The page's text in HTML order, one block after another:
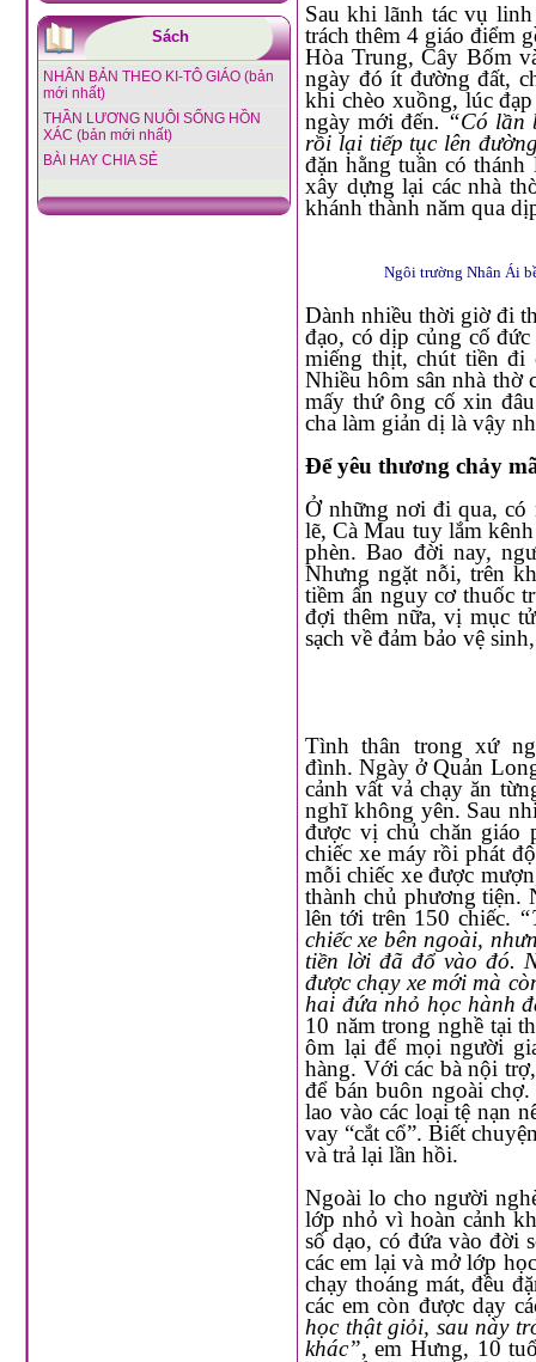
Sách
NHÂN BẢN THEO KI-TÔ GIÁO (bản
mới nhất)
THẦN LƯƠNG NUÔI SỐNG HỒN
XÁC (bản mới nhất)
BÀI HAY CHIA SẺ
Sau khi lãnh tác vụ linh mục, ngoài làm phó xứ Hòa Thành, cha còn nhận bài sai phụ
trách thêm 4 giáo điểm gồm
Hòa Trung, Cây Bốm và Cái
ngày đó ít đường đất, chằng chịt kênh rạch,
khi chèo xuồng, lúc đạp ghe cả buổi. Gặp hôm “vấp” con nước
ngày mới đến. “Có lần
rồi lại tiếp tục lên
đặn hằng tuần có thánh lễ, cùng với đó, các cơ sở được gầy dựng khang trang. Cha đã
xây dựng lại các nhà thờ
khánh thành năm qua
Ngôi trường Nhân Ái
Dành nhiều thời giờ đi thăm hết nhà này qua nhà kia nên cha thấu hiểu đời sống của bổn
đạo, có dịp củng cố đức tin cho
miếng thịt, chút tiền đi chợ hoặc ghi chép lại
Nhiều hôm sân nhà thờ chật kín những chiếc xe lăn, xe lắc, xe
mấy thứ ông cố xin đâu đó về rồi phân chia lại cho người cần trợ giúp… Những việc
cha làm giản dị là
Để yêu thương chảy
Ở những nơi đi qua, có một điều cha hay quan tâm là làm giếng nước cho bà con. Bởi
lẽ, Cà Mau tuy lắm kênh rạch,
phèn. Bao đời nay, người dân toàn
Nhưng ngặt nỗi, trên khúc sông đó, bao
tiềm ẩn nguy cơ thuốc trừ sâu từ ruộng đồng đổ ra trôi theo
đợi thêm nữa, vị mục tử cho đóng hàng trăm cây nước đưa về tận từng nhà. Có nước
sạch về đảm bảo
Tình thân trong xứ ngày một bền chặt khi cha thường xuyên ghé thăm các gia
đình. Ngày ở Quản Long,
cảnh vất vả chạy ăn từng bữa vì
nghĩ không yên. Sau nhiều trằn trọc tìm
được vị chủ chăn giáo phận khuyến khích, hôm sau cha “xách” về
chiếc xe máy rồi phát động phong trào “cho mượn xe chạy xe ôm”. Theo cách này, với
mỗi chiếc xe được mượn, anh em trả góp 20.000đ/ngày và chỉ sau hơn một năm, họ trở
thành chủ phương tiện. Nhờ
lên tới trên 150 chiếc.
chiếc xe bên ngoài, nhưng chỉ được thuê xe cũ, cách
tiền lời đã đổ vào đó. Nhưng nhờ cách của cha, cánh xe ôm chúng tôi không những
được chạy xe mới mà còn sở hữu để lấy vốn làm ăn, từ đó yên tâm lo cho gia đình cùng
hai đứa nhỏ học hành
10 năm trong nghề tại thành
ôm lại để mọi người giao lưu, tăng thêm
hàng. Với các bà nội trợ, cha cũng hỗ trợ tương tự bằng
để bán buôn ngoài chợ. Có nhiều người vì hoàn cảnh hay do một phút sa đà quá trớn
lao vào các loại tệ nạn nên phải vay nóng một khoản tiền để trả nợ, đi kèm với đó là lãi
vay “cắt cổ”. Biết chuyện cha giúp
và trả lại lần hồi.
Ngoài lo cho người nghèo, giáo dục cũng là việc được cha đầu tư không kém. Thương
lớp nhỏ vì hoàn cảnh khó
số dạo, có đứa vào đời sớm, lang
các em lại và mở lớp học tình thương. Thế là trong
chạy thoáng mát, đều đặn vang lên tiếng trẻ ê a đánh vần con chữ. Cùng với
các em còn
học thật giỏi, sau này
khác”, em Hưng, 10 tuổi ở Cà Mau, ao ước thế. Riêng cha vẫn âm thầm lo lắng giúp